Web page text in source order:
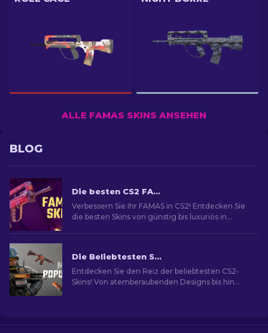
ALLE FAMAS SKINS ANSEHEN
BLOG
Die besten CS2 FAMAS Skins [2026]
Verbessern Sie Ihr FAMAS in CS2! Entdecken Sie
die besten Skins von günstig bis luxuriös in
Die Beliebtesten Skins in CS2
Entdecken Sie den Reiz der beliebtesten CS2-
Skins! Von atemberaubenden Designs bis hin